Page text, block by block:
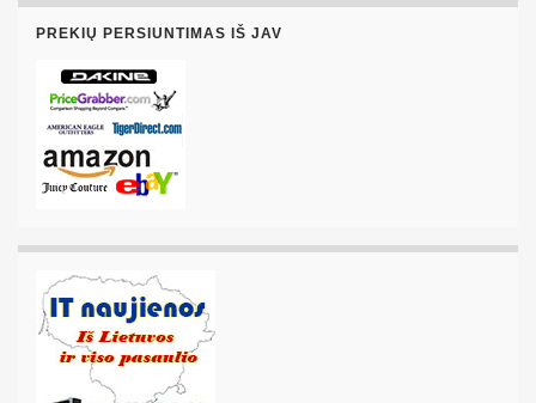
PREKIŲ PERSIUNTIMAS IŠ JAV